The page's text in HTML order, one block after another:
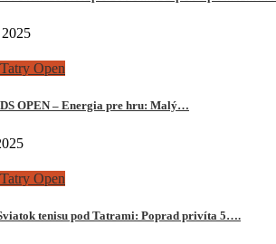
Open
OPEN – Energia pre hru: Malý…
Open
tenisu pod Tatrami: Poprad privíta 5….